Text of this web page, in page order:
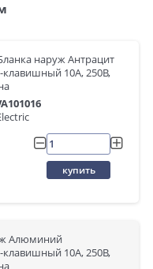
наруж Антрацит
10А, 250B,
купить
Алюминий
10А, 250B,